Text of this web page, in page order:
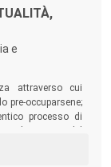
e
attraverso cui
pre-occuparsene;
processo di
attraverso cui